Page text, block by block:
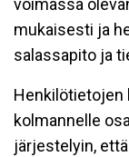
voimassa
mukaisesti ja
salassapito ja
Henkilötietojen
kolmannelle
järjestelyin,